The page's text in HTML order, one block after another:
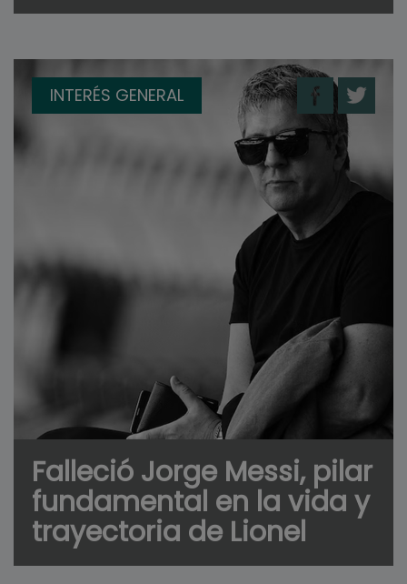
INTERÉS GENERAL
Falleció Jorge Messi, pilar
fundamental en la vida y
trayectoria de Lionel